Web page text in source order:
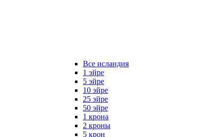
Все исландия
1 эйре
5 эйре
10 эйре
25 эйре
50 эйре
1 крона
2 кроны
5 крон